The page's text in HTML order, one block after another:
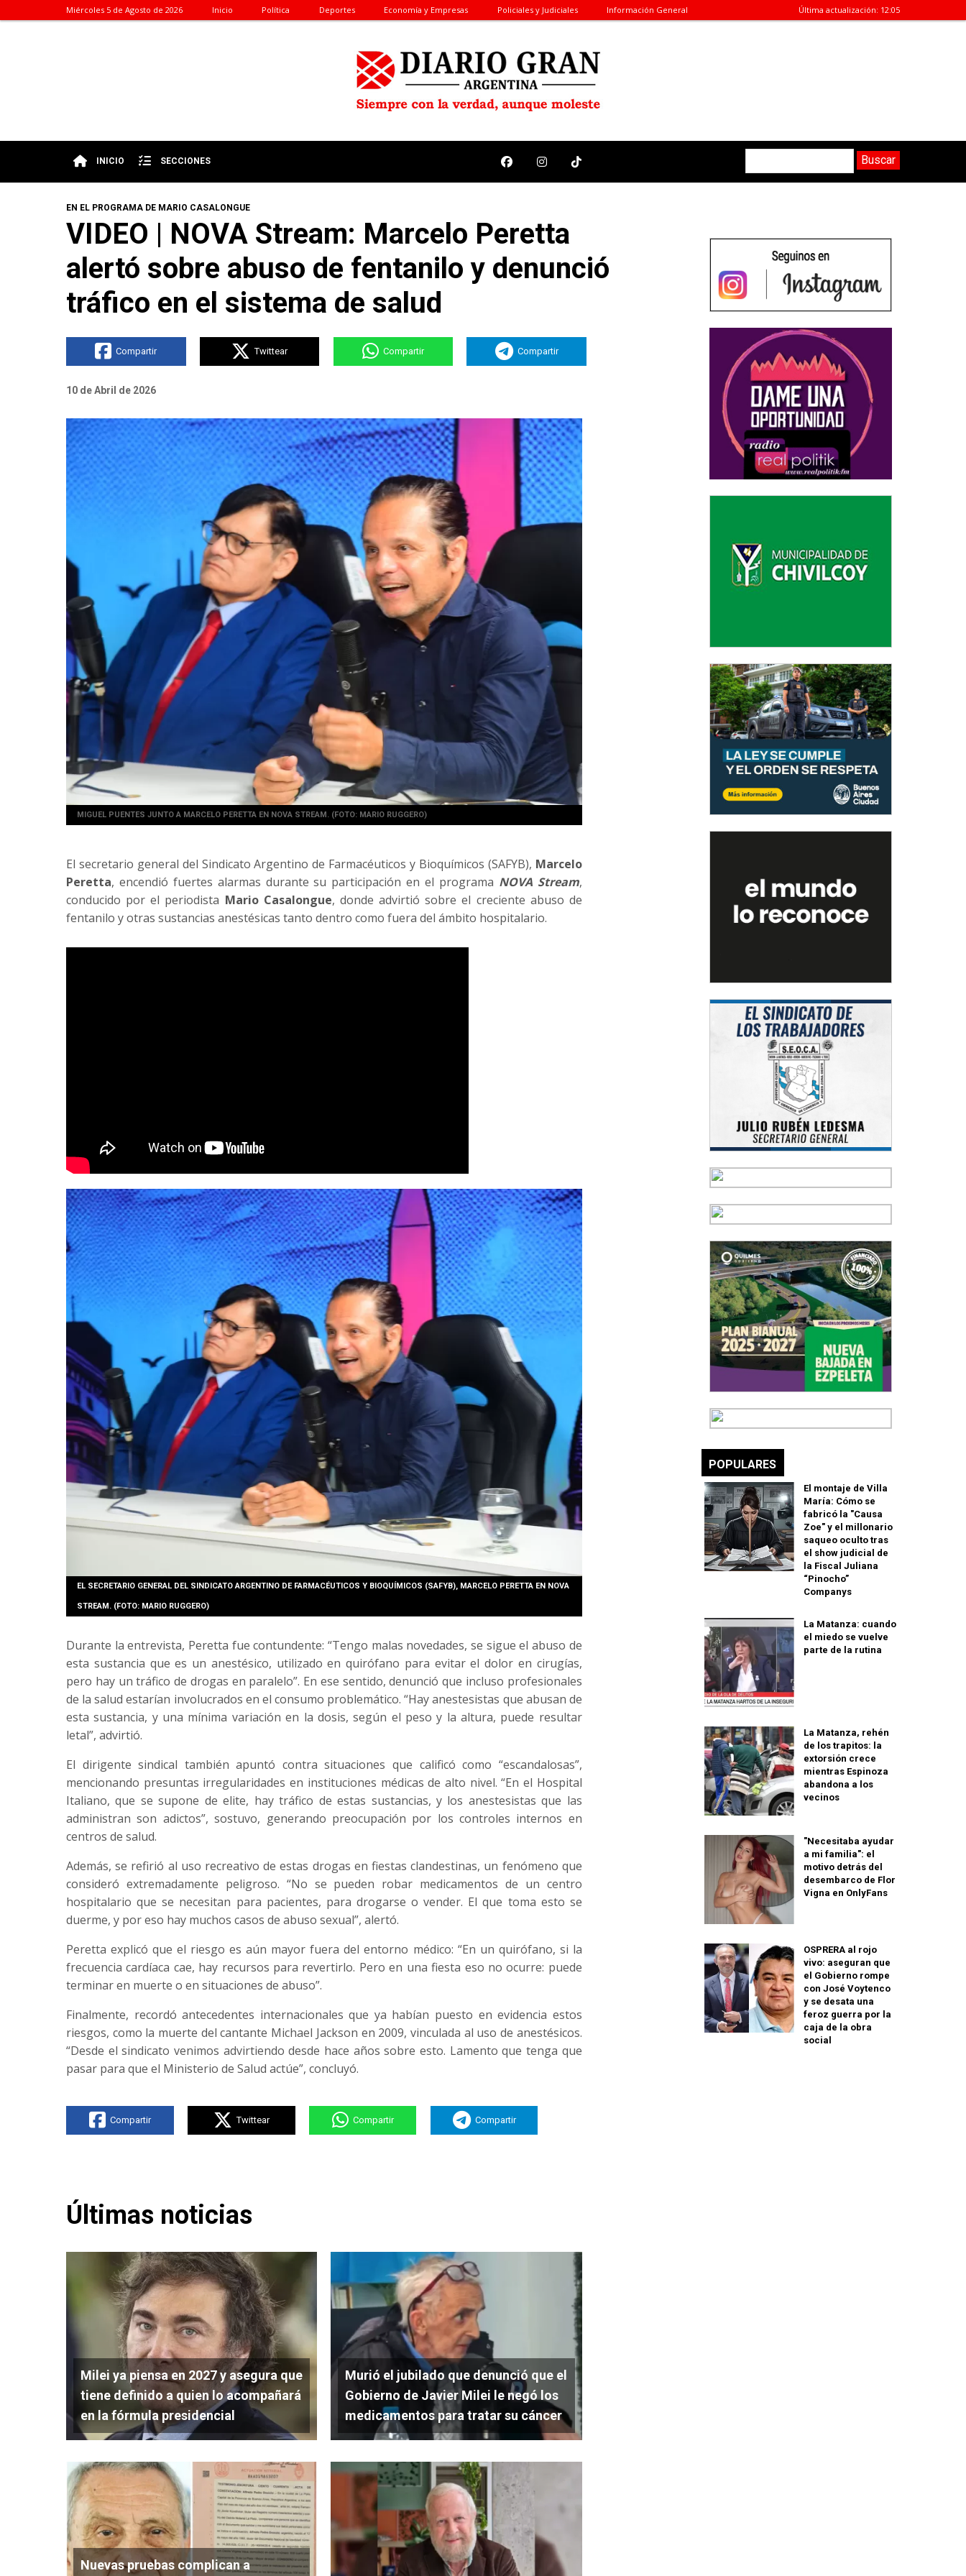
Miércoles 5 de Agosto de 2026 Inicio Política Deportes Economía y Empresas Policiales y Judiciales Información General Última actualización: 12:05
INICIO SECCIONES Buscar
EN EL PROGRAMA DE MARIO CASALONGUE
VIDEO | NOVA Stream: Marcelo Peretta
alertó sobre abuso de fentanilo y denunció
tráfico en el sistema de salud
Compartir Twittear Compartir Compartir
10 de Abril de 2026
MIGUEL PUENTES JUNTO A MARCELO PERETTA EN NOVA STREAM. (FOTO: MARIO RUGGERO)
El secretario general del Sindicato Argentino de Farmacéuticos y Bioquímicos (SAFYB), Marcelo
Peretta, encendió fuertes alarmas durante su participación en el programa NOVA Stream,
conducido por el periodista Mario Casalongue, donde advirtió sobre el creciente abuso de
fentanilo y otras sustancias anestésicas tanto dentro como fuera del ámbito hospitalario.
EL SECRETARIO GENERAL DEL SINDICATO ARGENTINO DE FARMACÉUTICOS Y BIOQUÍMICOS (SAFYB), MARCELO PERETTA EN NOVA
STREAM. (FOTO: MARIO RUGGERO)
Durante la entrevista, Peretta fue contundente: “Tengo malas novedades, se sigue el abuso de
esta sustancia que es un anestésico, utilizado en quirófano para evitar el dolor en cirugías,
pero hay un tráfico de drogas en paralelo”. En ese sentido, denunció que incluso profesionales
de la salud estarían involucrados en el consumo problemático. “Hay anestesistas que abusan de
esta sustancia, y una mínima variación en la dosis, según el peso y la altura, puede resultar
letal”, advirtió.
El dirigente sindical también apuntó contra situaciones que calificó como “escandalosas”,
mencionando presuntas irregularidades en instituciones médicas de alto nivel. “En el Hospital
Italiano, que se supone de elite, hay tráfico de estas sustancias, y los anestesistas que las
administran son adictos”, sostuvo, generando preocupación por los controles internos en
centros de salud.
Además, se refirió al uso recreativo de estas drogas en fiestas clandestinas, un fenómeno que
consideró extremadamente peligroso. “No se pueden robar medicamentos de un centro
hospitalario que se necesitan para pacientes, para drogarse o vender. El que toma esto se
duerme, y por eso hay muchos casos de abuso sexual”, alertó.
Peretta explicó que el riesgo es aún mayor fuera del entorno médico: “En un quirófano, si la
frecuencia cardíaca cae, hay recursos para revertirlo. Pero en una fiesta eso no ocurre: puede
terminar en muerte o en situaciones de abuso”.
Finalmente, recordó antecedentes internacionales que ya habían puesto en evidencia estos
riesgos, como la muerte del cantante Michael Jackson en 2009, vinculada al uso de anestésicos.
“Desde el sindicato venimos advirtiendo desde hace años sobre esto. Lamento que tenga que
pasar para que el Ministerio de Salud actúe”, concluyó.
Compartir Twittear Compartir Compartir
Últimas noticias
Milei ya piensa en 2027 y asegura que
tiene definido a quien lo acompañará
en la fórmula presidencial
Murió el jubilado que denunció que el
Gobierno de Javier Milei le negó los
medicamentos para tratar su cáncer
Nuevas pruebas complican a
POPULARES
El montaje de Villa
María: Cómo se
fabricó la "Causa
Zoe" y el millonario
saqueo oculto tras
el show judicial de
la Fiscal Juliana
“Pinocho”
Companys
La Matanza: cuando
el miedo se vuelve
parte de la rutina
La Matanza, rehén
de los trapitos: la
extorsión crece
mientras Espinoza
abandona a los
vecinos
"Necesitaba ayudar
a mi familia": el
motivo detrás del
desembarco de Flor
Vigna en OnlyFans
OSPRERA al rojo
vivo: aseguran que
el Gobierno rompe
con José Voytenco
y se desata una
feroz guerra por la
caja de la obra
social